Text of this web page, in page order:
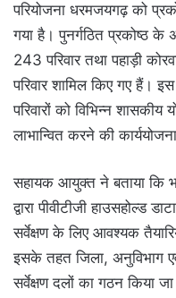
परियोजना धरमजयगढ़ को
गया है। पुनर्गठित प्रकोष्ठ के
243 परिवार तथा पहाड़ी
परिवार शामिल किए गए हैं।
परिवारों को विभिन्न
लाभान्वित करने की
सहायक आयुक्त ने बताया कि
द्वारा पीवीटीजी हाउसहोल्ड
सर्वेक्षण के लिए आवश्यक
इसके तहत जिला, अनुविभाग
सर्वेक्षण दलों का गठन किया